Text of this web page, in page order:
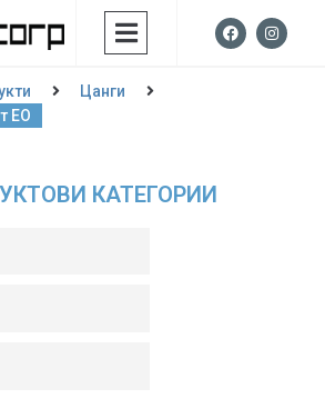
Цанги
EO
КАТЕГОРИИ